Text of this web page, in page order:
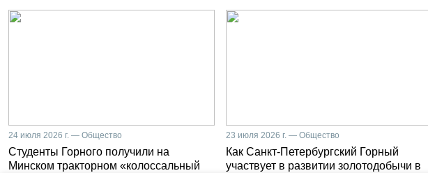
24 июля 2026 г. — Общество
Студенты Горного получили на
Минском тракторном «колоссальный
23 июля 2026 г. — Общество
Как Санкт-Петербургский Горный
участвует в развитии золотодобычи в